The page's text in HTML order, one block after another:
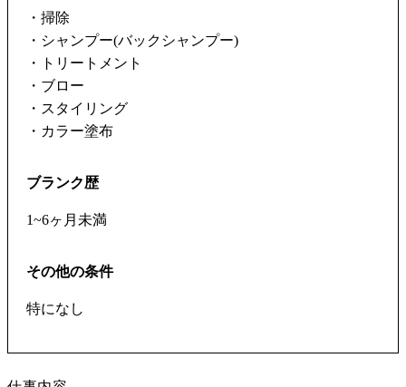
・掃除
・シャンプー(バックシャンプー)
・トリートメント
・ブロー
・スタイリング
・カラー塗布
ブランク歴
1~6ヶ月未満
その他の条件
特になし